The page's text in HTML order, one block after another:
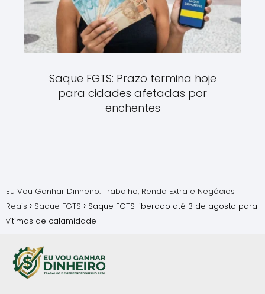
Saque FGTS: Prazo termina hoje
para cidades afetadas por
enchentes
Eu Vou Ganhar Dinheiro: Trabalho, Renda Extra e Negócios
Reais
Saque FGTS
Saque FGTS liberado até 3 de agosto para
vítimas de calamidade